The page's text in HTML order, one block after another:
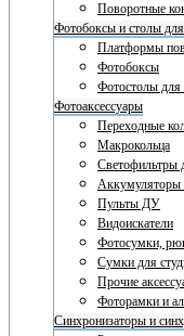
Поворотные
Фотобоксы и столы
Платформы
Фотобоксы
Фотостолы для
Фотоаксессуары
Переходные
Макрокольца
Светофильтры
Аккумуляторы
Пульты ДУ
Видоискатели
Фотосумки,
Сумки для
Прочие
Фоторамки и
Синхронизаторы и